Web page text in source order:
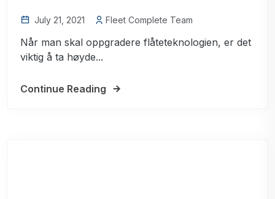
July 21, 2021 Fleet Complete Team
Når man skal oppgradere flåteteknologien, er det
viktig å ta høyde...
Continue Reading